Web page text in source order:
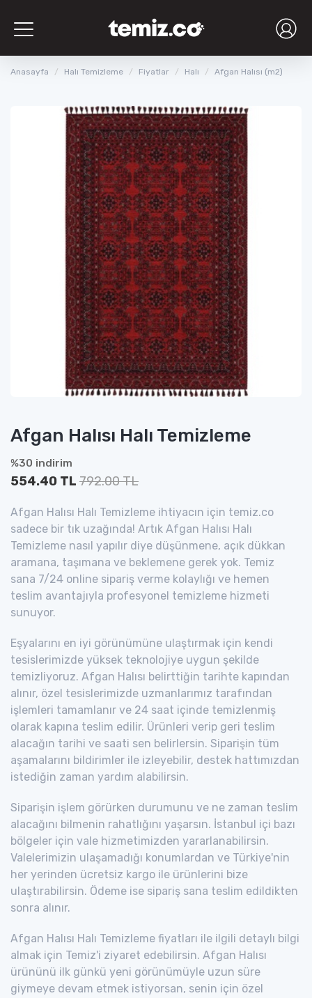
Toggle
navigation
Anasayfa Halı Temizleme Fiyatlar Halı Afgan Halısı (m2)
Afgan Halısı Halı Temizleme
%30 indirim
554.40 TL 792.00 TL
Afgan Halısı Halı Temizleme ihtiyacın için temiz.co
sadece bir tık uzağında! Artık Afgan Halısı Halı
Temizleme nasıl yapılır diye düşünmene, açık dükkan
aramana, taşımana ve beklemene gerek yok. Temiz
sana 7/24 online sipariş verme kolaylığı ve hemen
teslim avantajıyla profesyonel temizleme hizmeti
sunuyor.
Eşyalarını en iyi görünümüne ulaştırmak için kendi
tesislerimizde yüksek teknolojiye uygun şekilde
temizliyoruz. Afgan Halısı belirttiğin tarihte kapından
alınır, özel tesislerimizde uzmanlarımız tarafından
işlemleri tamamlanır ve 24 saat içinde temizlenmiş
olarak kapına teslim edilir. Ürünleri verip geri teslim
alacağın tarihi ve saati sen belirlersin. Siparişin tüm
aşamalarını bildirimler ile izleyebilir, destek hattımızdan
istediğin zaman yardım alabilirsin.
Siparişin işlem görürken durumunu ve ne zaman teslim
alacağını bilmenin rahatlığını yaşarsın. İstanbul içi bazı
bölgeler için vale hizmetimizden yararlanabilirsin.
Valelerimizin ulaşamadığı konumlardan ve Türkiye'nin
her yerinden ücretsiz kargo ile ürünlerini bize
ulaştırabilirsin. Ödeme ise sipariş sana teslim edildikten
sonra alınır.
Afgan Halısı Halı Temizleme fiyatları ile ilgili detaylı bilgi
almak için Temiz'i ziyaret edebilirsin. Afgan Halısı
ürününü ilk günkü yeni görünümüyle uzun süre
giymeye devam etmek istiyorsan, senin için özel